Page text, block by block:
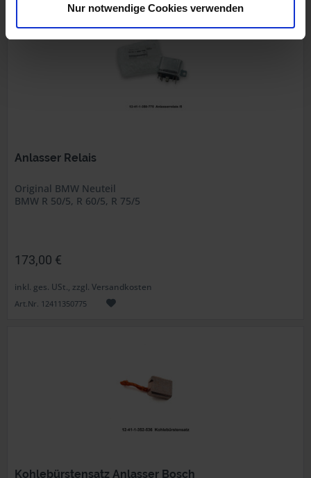
Nur notwendige Cookies verwenden
Anlasser Relais
Original BMW Neuteil
BMW R 50/5, R 60/5, R 75/5
173,00 €
inkl. ges. USt., zzgl. Versandkosten
Art.Nr. 12411350775
Kohlebürstensatz Anlasser Bosch